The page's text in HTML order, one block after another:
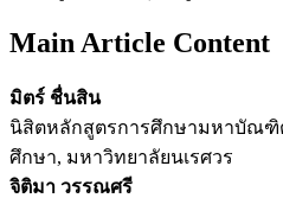
Main Article Content
มิตร์ ชื่นสิน
นิสิตหลักสูตรการศึกษามหาบัณฑิ
ศึกษา, มหาวิทยาลัยนเรศวร
จิติมา วรรณศรี